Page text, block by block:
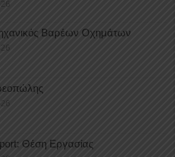
Βαρέων Οχημάτων
Θέση Εργασίας